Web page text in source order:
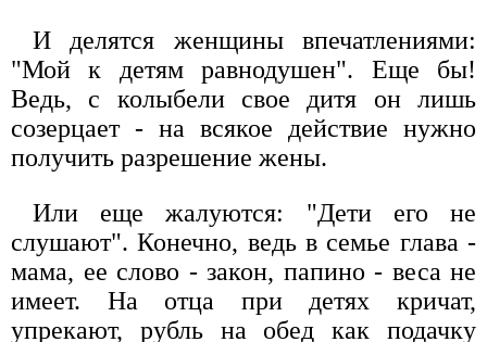
И делятся женщины впечатлениями:
"Мой к детям равнодушен". Еще бы!
Ведь, с колыбели свое дитя он лишь
созерцает - на всякое действие нужно
получить разрешение жены.
Или еще жалуются: "Дети его не
слушают". Конечно, ведь в семье глава -
мама, ее слово - закон, папино - веса не
имеет. На отца при детях кричат,
упрекают, рубль на обед как подачку